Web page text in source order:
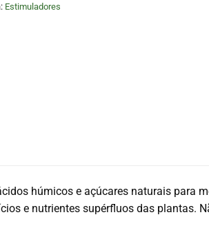
Estimuladores
húmicos e açúcares naturais para
e nutrientes supérfluos das plantas.